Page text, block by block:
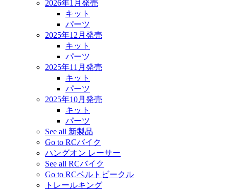
2026年1月発売
キット
パーツ
2025年12月発売
キット
パーツ
2025年11月発売
キット
パーツ
2025年10月発売
キット
パーツ
See all 新製品
Go to RCバイク
ハングオン レーサー
See all RCバイク
Go to RCベルトビークル
トレールキング